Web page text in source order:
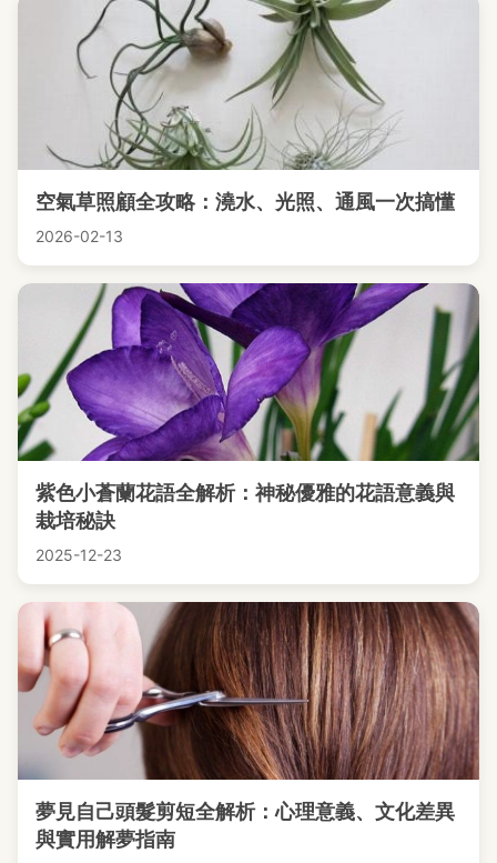
空氣草照顧全攻略：澆水、光照、通風一次搞懂
2026-02-13
紫色小蒼蘭花語全解析：神秘優雅的花語意義與
栽培秘訣
2025-12-23
夢見自己頭髮剪短全解析：心理意義、文化差異
與實用解夢指南